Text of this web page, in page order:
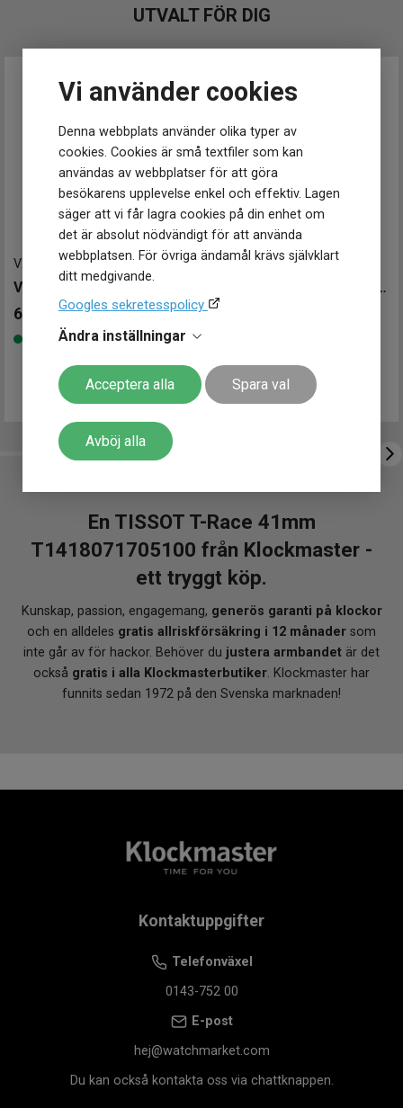
Vi använder cookies
Denna webbplats använder olika typer av
cookies. Cookies är små textfiler som kan
användas av webbplatser för att göra
besökarens upplevelse enkel och effektiv. Lagen
säger att vi får lagra cookies på din enhet om
det är absolut nödvändigt för att använda
webbplatsen. För övriga ändamål krävs självklart
ditt medgivande.
Googles sekretesspolicy
Ändra inställningar
Acceptera alla Spara val
Avböj alla
Glas egenskaper
Antireflex
Funktioner
Övriga funktioner
Patenterad Nivachron
UTVALT FÖR DIG
V242041-42 mm
6 000 kr
Finns i lager
V241904 -40 mm
VICTORINOX Alliance 40mm
5 500
En TISSOT T-Race 41mm
T1418071705100 från Klockmaster -
ett tryggt köp.
Kunskap, passion, engagemang, generös garanti på klockor
och en alldeles gratis allriskförsäkring i 12 månader som
inte går av för hackor. Behöver du justera armbandet är det
också gratis i alla Klockmasterbutiker. Klockmaster har
funnits sedan 1972 på den Svenska marknaden!
Kontaktuppgifter
Telefonväxel
0143-752 00
E-post
hej@watchmarket.com
Du kan också kontakta oss via chattknappen.